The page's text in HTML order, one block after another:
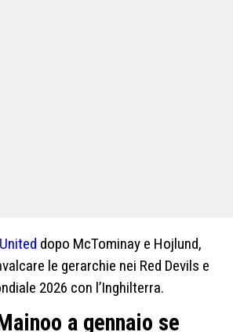
dopo McTominay e Hojlund,
le gerarchie nei Red Devils e
2026 con l’Inghilterra.
a gennaio se